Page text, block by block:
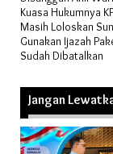
pos
Kuasa Hukumnya
Masih Loloskan
Gunakan Ijazah
Sudah Dibatalkan
Jangan